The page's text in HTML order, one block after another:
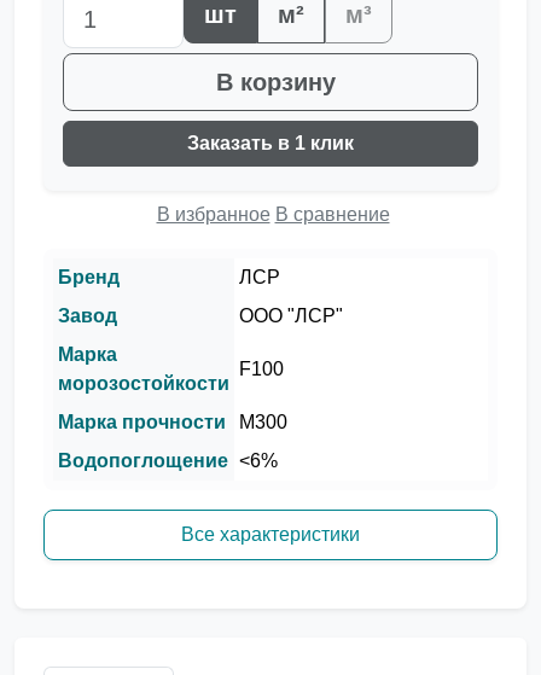
шт м² м³
В корзину
Заказать в 1 клик
В избранное В сравнение
Бренд
ЛСР
Завод
ООО "ЛСР"
Марка
морозостойкости
F100
Марка прочности
М300
Водопоглощение <6%
Все характеристики